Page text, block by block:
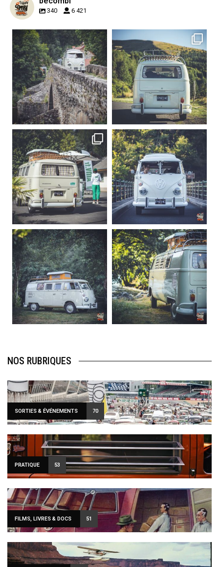
340 6 421
becombi
Sep 15
219
3
Sep 12
216
3
becombi
Sep 10
220
4
becombi
Août 10
177
0
becombi
Août 10
120
0
becombi
Août 10
108
0
NOS RUBRIQUES
SORTIES & ÉVÉNEMENTS 70
PRATIQUE 53
FILMS, LIVRES & DOCS 51